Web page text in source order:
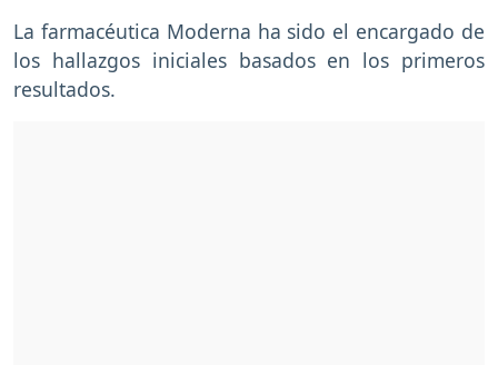
La farmacéutica Moderna ha sido el encargado de
los hallazgos iniciales basados en los primeros
resultados.